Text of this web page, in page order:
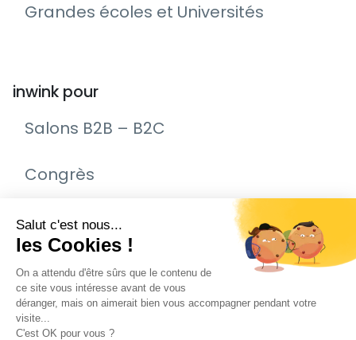
Grandes écoles et Universités
inwink pour
Salons B2B – B2C
Congrès
Remise de prix – Awards
Journée Portes Ouvertes (JPO)